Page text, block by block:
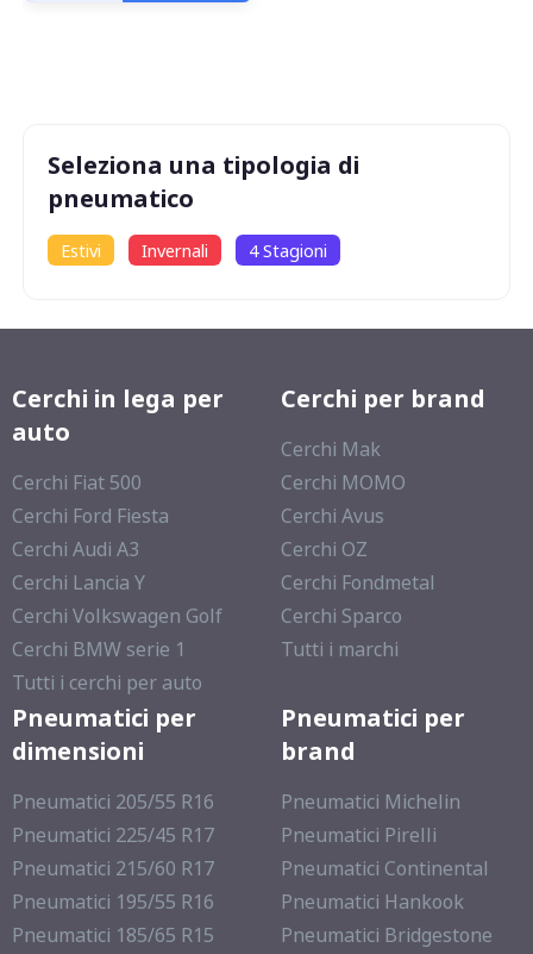
Seleziona una tipologia di
pneumatico
Estivi Invernali 4 Stagioni
Cerchi in lega per
auto
Cerchi Fiat 500
Cerchi Ford Fiesta
Cerchi Audi A3
Cerchi Lancia Y
Cerchi Volkswagen Golf
Cerchi BMW serie 1
Tutti i cerchi per auto
Cerchi per brand
Cerchi Mak
Cerchi MOMO
Cerchi Avus
Cerchi OZ
Cerchi Fondmetal
Cerchi Sparco
Tutti i marchi
Pneumatici per
dimensioni
Pneumatici 205/55 R16
Pneumatici 225/45 R17
Pneumatici 215/60 R17
Pneumatici 195/55 R16
Pneumatici 185/65 R15
Pneumatici per
brand
Pneumatici Michelin
Pneumatici Pirelli
Pneumatici Continental
Pneumatici Hankook
Pneumatici Bridgestone